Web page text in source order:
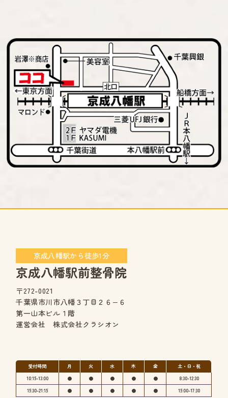
京成八幡駅から徒歩1分
京成八幡駅前整骨院
〒272-0021
千葉県市川市八幡３丁目２６−６
第一山本ビル１階
運営会社 株式会社クラシオン
受付時間 月 火 水 木 金
土・日・祝
10:15-13:00
● ● ● ● ●
8:30-12:30
15:30-21:15
● ● ● ● ● 15:00-17:30